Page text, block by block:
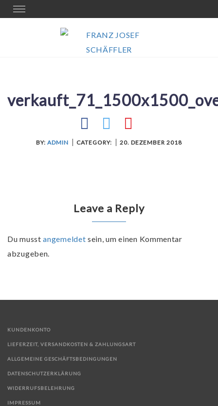
Skip
to
Toggle
navigation
BY: ADMIN CATEGORY: 20. DEZEMBER 2018
Leave a Reply
Du musstangemeldet sein, um einen Kommentar
abzugeben.
KUNDENKONTO
LIEFERZEIT, VERSANDKOSTEN & ZAHLUNGSART
ALLGEMEINE GESCHÄFTSBEDINGUNGEN
DATENSCHUTZERKLÄRUNG
WIDERRUFSBELEHRUNG
IMPRESSUM